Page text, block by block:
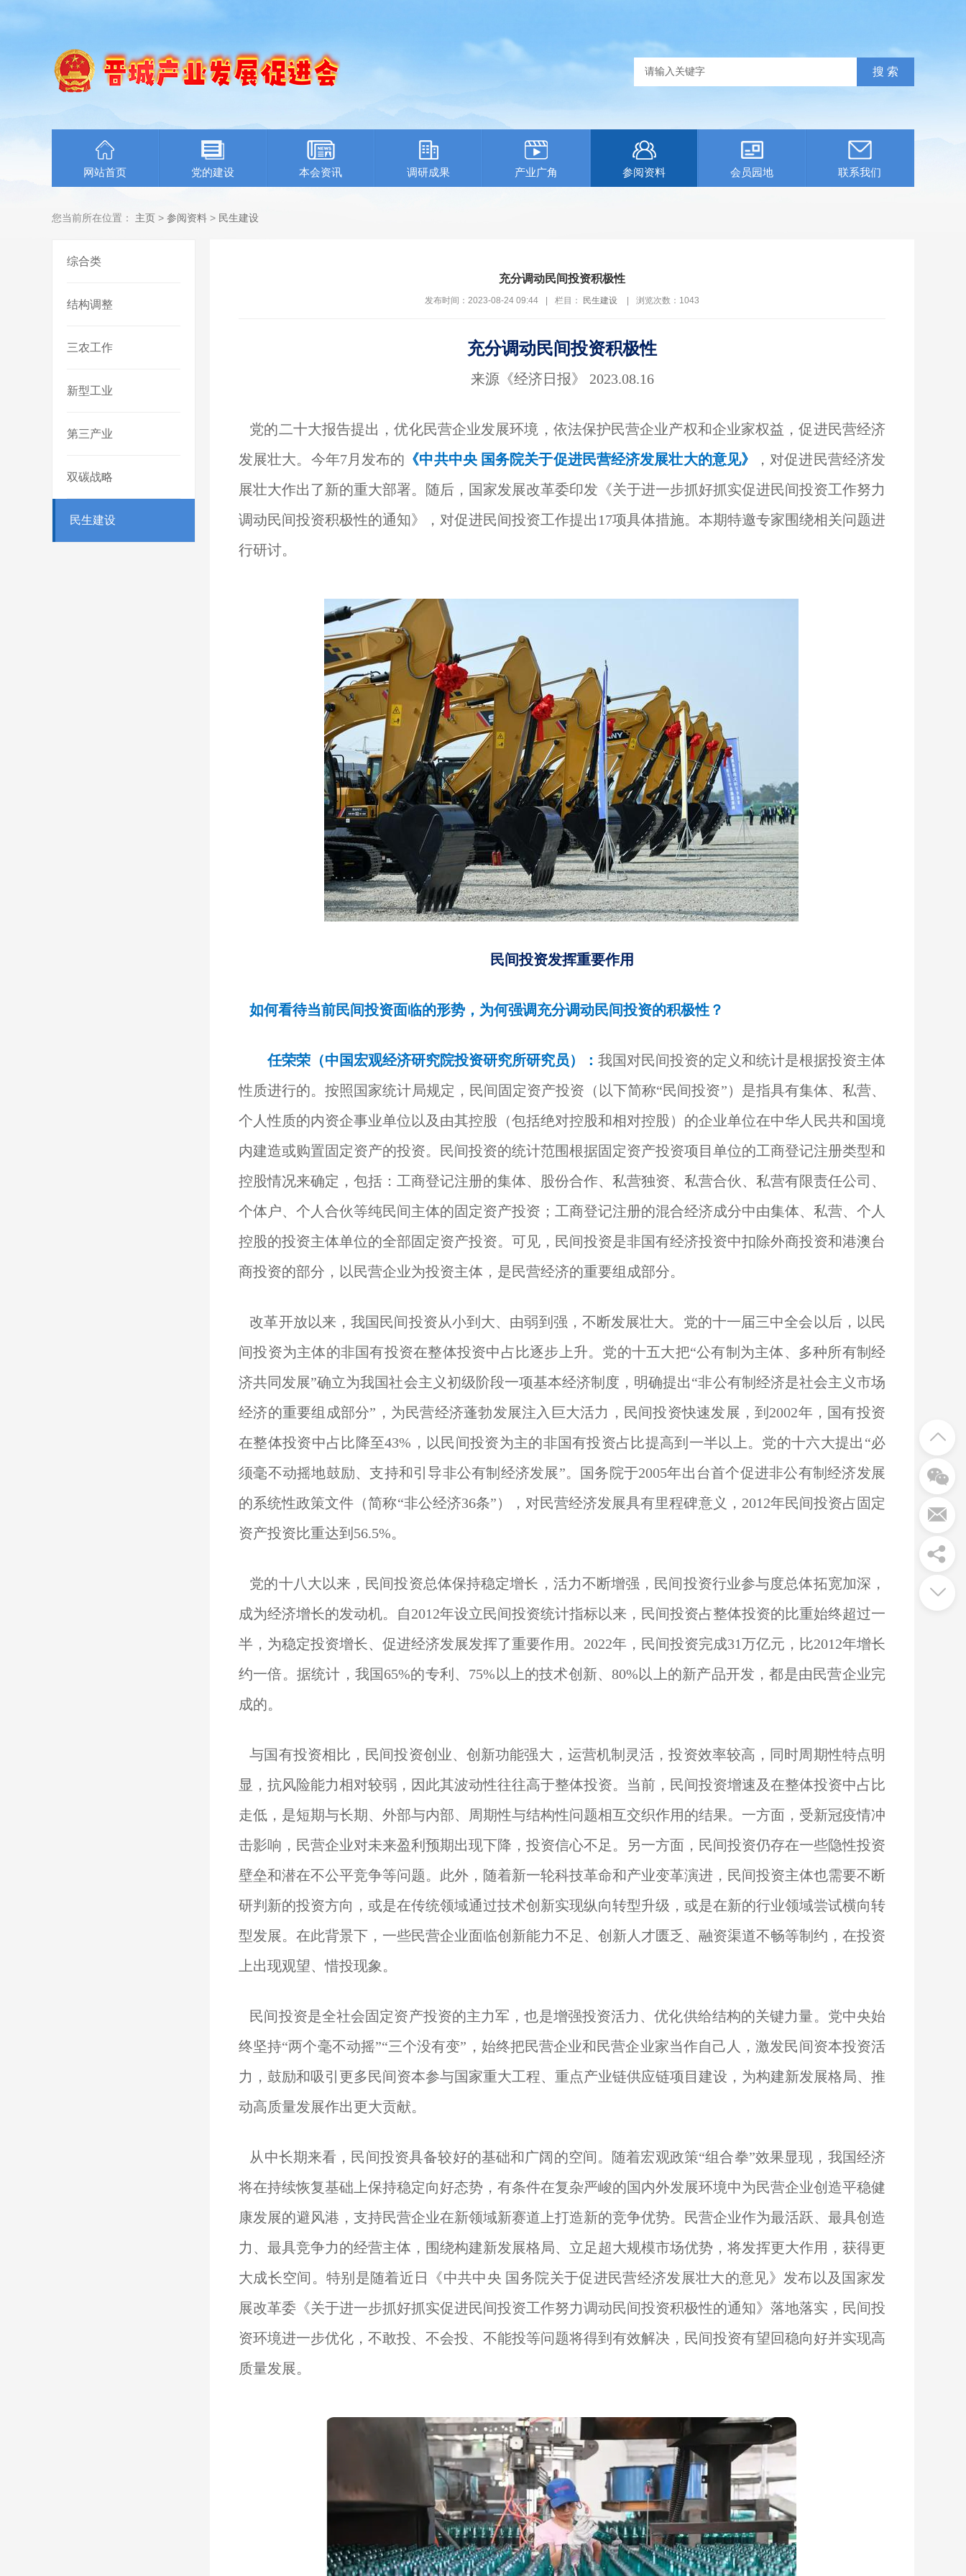
网站首页 党的建设 本会资讯 调研成果 产业广角 参阅资料 会员园地 联系我们
您当前所在位置： 主页 > 参阅资料 > 民生建设
综合类
结构调整
三农工作
新型工业
第三产业
双碳战略
民生建设
充分调动民间投资积极性
发布时间：2023-08-24 09:44 栏目： 民生建设 浏览次数： 1043
充分调动民间投资积极性
来源《经济日报》 2023.08.16
党的二十大报告提出，优化民营企业发展环境，依法保护民营企业产权和企业家权益，促进民营经济
发展壮大。今年7月发布的 《中共中央 国务院关于促进民营经济发展壮大的意见》
，对促进民营经济发
展壮大作出了新的重大部署。随后，国家发展改革委印发《关于进一步抓好抓实促进民间投资工作努力
调动民间投资积极性的通知》，对促进民间投资工作提出17项具体措施。本期特邀专家围绕相关问题进
行研讨。
民间投资发挥重要作用
如何看待当前民间投资面临的形势，为何强调充分调动民间投资的积极性？
任荣荣（中国宏观经济研究院投资研究所研究员）： 我国对民间投资的定义和统计是根据投资主体
性质进行的。按照国家统计局规定，民间固定资产投资（以下简称“民间投资”）是指具有集体、私营、
个人性质的内资企事业单位以及由其控股（包括绝对控股和相对控股）的企业单位在中华人民共和国境
内建造或购置固定资产的投资。民间投资的统计范围根据固定资产投资项目单位的工商登记注册类型和
控股情况来确定，包括：工商登记注册的集体、股份合作、私营独资、私营合伙、私营有限责任公司、
个体户、个人合伙等纯民间主体的固定资产投资；工商登记注册的混合经济成分中由集体、私营、个人
控股的投资主体单位的全部固定资产投资。可见，民间投资是非国有经济投资中扣除外商投资和港澳台
商投资的部分，以民营企业为投资主体，是民营经济的重要组成部分。
改革开放以来，我国民间投资从小到大、由弱到强，不断发展壮大。党的十一届三中全会以后，以民
间投资为主体的非国有投资在整体投资中占比逐步上升。党的十五大把“公有制为主体、多种所有制经
济共同发展”确立为我国社会主义初级阶段一项基本经济制度，明确提出“非公有制经济是社会主义市场
经济的重要组成部分”，为民营经济蓬勃发展注入巨大活力，民间投资快速发展，到2002年，国有投资
在整体投资中占比降至43%，以民间投资为主的非国有投资占比提高到一半以上。党的十六大提出“必
须毫不动摇地鼓励、支持和引导非公有制经济发展”。国务院于2005年出台首个促进非公有制经济发展
的系统性政策文件（简称“非公经济36条”），对民营经济发展具有里程碑意义，2012年民间投资占固定
资产投资比重达到56.5%。
党的十八大以来，民间投资总体保持稳定增长，活力不断增强，民间投资行业参与度总体拓宽加深，
成为经济增长的发动机。自2012年设立民间投资统计指标以来，民间投资占整体投资的比重始终超过一
半，为稳定投资增长、促进经济发展发挥了重要作用。2022年，民间投资完成31万亿元，比2012年增长
约一倍。据统计，我国65%的专利、75%以上的技术创新、80%以上的新产品开发，都是由民营企业完
成的。
与国有投资相比，民间投资创业、创新功能强大，运营机制灵活，投资效率较高，同时周期性特点明
显，抗风险能力相对较弱，因此其波动性往往高于整体投资。当前，民间投资增速及在整体投资中占比
走低，是短期与长期、外部与内部、周期性与结构性问题相互交织作用的结果。一方面，受新冠疫情冲
击影响，民营企业对未来盈利预期出现下降，投资信心不足。另一方面，民间投资仍存在一些隐性投资
壁垒和潜在不公平竞争等问题。此外，随着新一轮科技革命和产业变革演进，民间投资主体也需要不断
研判新的投资方向，或是在传统领域通过技术创新实现纵向转型升级，或是在新的行业领域尝试横向转
型发展。在此背景下，一些民营企业面临创新能力不足、创新人才匮乏、融资渠道不畅等制约，在投资
上出现观望、惜投现象。
民间投资是全社会固定资产投资的主力军，也是增强投资活力、优化供给结构的关键力量。党中央始
终坚持“两个毫不动摇”“三个没有变”，始终把民营企业和民营企业家当作自己人，激发民间资本投资活
力，鼓励和吸引更多民间资本参与国家重大工程、重点产业链供应链项目建设，为构建新发展格局、推
动高质量发展作出更大贡献。
从中长期来看，民间投资具备较好的基础和广阔的空间。随着宏观政策“组合拳”效果显现，我国经济
将在持续恢复基础上保持稳定向好态势，有条件在复杂严峻的国内外发展环境中为民营企业创造平稳健
康发展的避风港，支持民营企业在新领域新赛道上打造新的竞争优势。民营企业作为最活跃、最具创造
力、最具竞争力的经营主体，围绕构建新发展格局、立足超大规模市场优势，将发挥更大作用，获得更
大成长空间。特别是随着近日《中共中央 国务院关于促进民营经济发展壮大的意见》发布以及国家发
展改革委《关于进一步抓好抓实促进民间投资工作努力调动民间投资积极性的通知》落地落实，民间投
资环境进一步优化，不敢投、不会投、不能投等问题将得到有效解决，民间投资有望回稳向好并实现高
质量发展。